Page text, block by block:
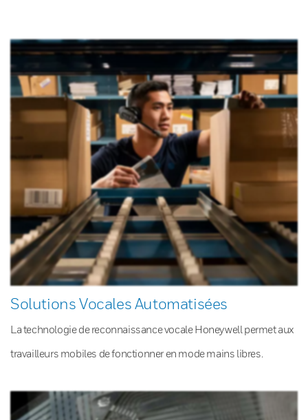
Solutions Vocales Automatisées
La technologie de reconnaissance vocale Honeywell permet aux
travailleurs mobiles de fonctionner en mode mains libres.